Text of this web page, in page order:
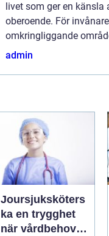
livet som ger en känsla
oberoende. För
omkringliggande
trafikskola vara
admin
Joursjuksköters
ka en trygghet
när vårdbehov